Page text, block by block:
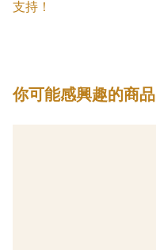
支持！
你可能感興趣的商品